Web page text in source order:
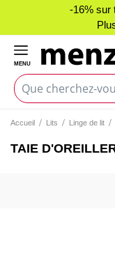
-16%
MENU
Accueil Lits Linge de lit
TAIE